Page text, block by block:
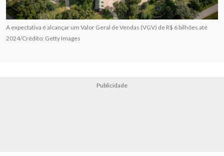
A expectativa é alcançar um Valor Geral de Vendas (VGV) de R$ 6 bilhões até
2024/Crédito: Getty Images
Publicidade